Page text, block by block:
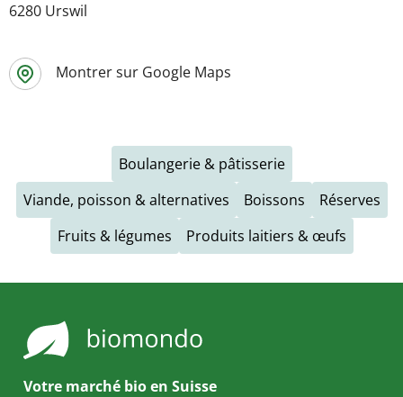
6280 Urswil
Montrer sur Google Maps
Boulangerie & pâtisserie
Viande, poisson & alternatives
Boissons
Réserves
Fruits & légumes
Produits laitiers & œufs
Votre marché bio en Suisse